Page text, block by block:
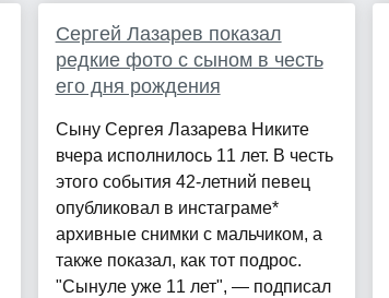
Сергей Лазарев показал
редкие фото с сыном в честь
его дня рождения
Сыну Сергея Лазарева Никите
вчера исполнилось 11 лет. В честь
этого события 42-летний певец
опубликовал в инстаграме*
архивные снимки с мальчиком, а
также показал, как тот подрос.
"Сынуле уже 11 лет", — подписал